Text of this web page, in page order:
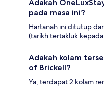
Adakah
pada masa ini?
Hartanah ini ditutup
(tarikh tertakluk
Adakah kolam
of Brickell?
Ya, terdapat 2 kolam